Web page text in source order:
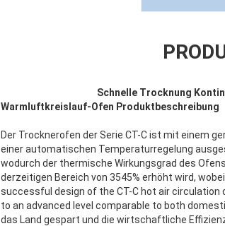
Schnelle Trocknung
Warmluftkreislauf-Ofen Produktbeschreibung
Der Trocknerofen der Serie CT-C ist mit einem
einer automatischen Temperaturregelung
wodurch der thermische Wirkungsgrad des
derzeitigen Bereich von 35­45% erhöht wird,
successful design of the CT-C hot air
to an advanced level comparable to both
das Land gespart und die wirtschaftliche